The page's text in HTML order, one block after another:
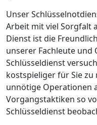
Unser
Arbeit mit viel Sorgfalt
Dienst ist die
unserer Fachleute
Schlüsseldienst
kostspieliger für Sie
unnötige Operationen
Vorgangstaktiken so
Schlüsseldienst